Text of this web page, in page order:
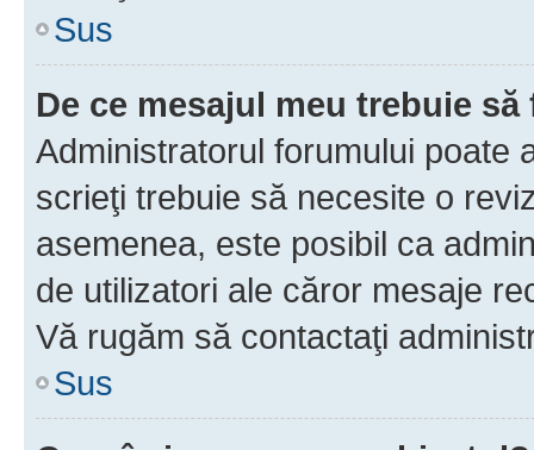
Sus
De ce mesajul meu trebuie
Administratorul forumului poate
scrieţi trebuie să necesite o
asemenea, este posibil ca
de utilizatori ale căror mesaje
Vă rugăm să contactaţi
Sus